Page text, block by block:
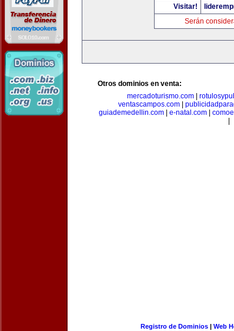
Visitar!
Serán
Otros dominios en venta:
mercadoturismo.com|
ventascampos.com
guiademedellin.com
e-natal.com
Registro de Dominios| Web